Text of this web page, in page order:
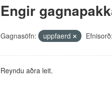
Engir
Gagnasöfn: uppfaerd Efnisorð:
Reyndu aðra leit.